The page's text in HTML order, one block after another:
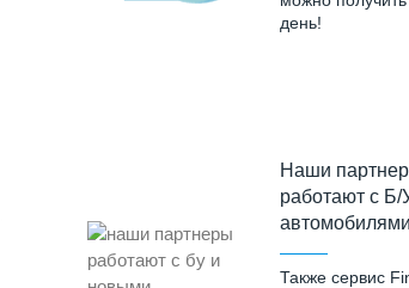
день!
Наши
работают с
автомобилями
Также сервис